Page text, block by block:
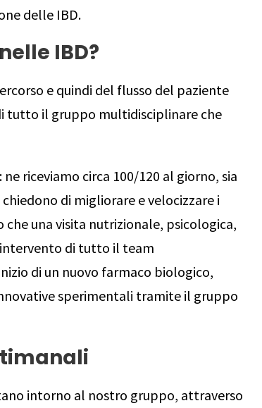
delle IBD.
IBD?
e quindi del flusso del paziente
tutto il gruppo multidisciplinare che
riceviamo circa 100/120 al giorno, sia
di migliorare e velocizzare i
una visita nutrizionale, psicologica,
di tutto il team
di un nuovo farmaco biologico,
sperimentali tramite il gruppo
intorno al nostro gruppo, attraverso